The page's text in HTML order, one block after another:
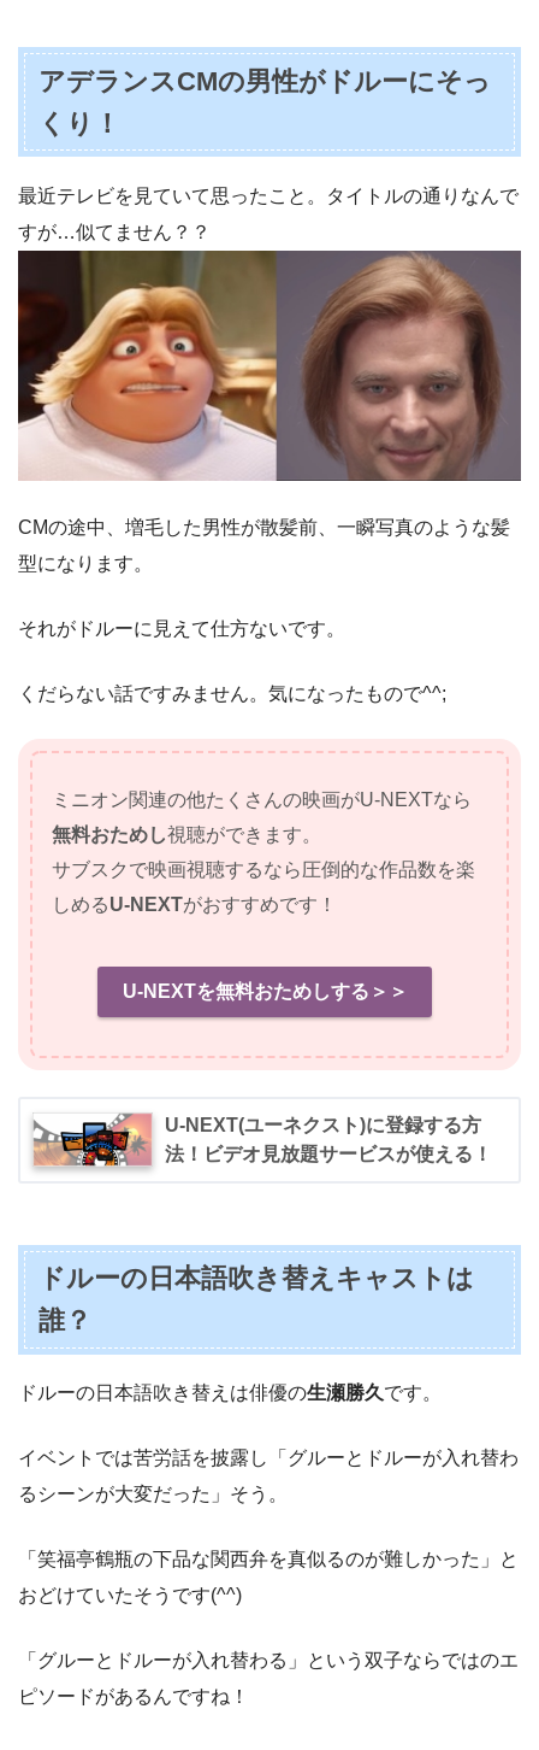
アデランスCMの男性がドルーにそっ
くり！
最近テレビを見ていて思ったこと。タイトルの通りなんで
すが…似てません？？
CMの途中、増毛した男性が散髪前、一瞬写真のような髪
型になります。
それがドルーに見えて仕方ないです。
くだらない話ですみません。気になったもので^^;
ミニオン関連の他たくさんの映画がU-NEXTなら
無料おためし視聴ができます。
サブスクで映画視聴するなら圧倒的な作品数を楽
しめるU-NEXTがおすすめです！
U-NEXTを無料おためしする＞＞
U-NEXT(ユーネクスト)に登録する方
法！ビデオ見放題サービスが使える！
ドルーの日本語吹き替えキャストは
誰？
ドルーの日本語吹き替えは俳優の生瀬勝久です。
イベントでは苦労話を披露し「グルーとドルーが入れ替わ
るシーンが大変だった」そう。
「笑福亭鶴瓶の下品な関西弁を真似るのが難しかった」と
おどけていたそうです(^^)
「グルーとドルーが入れ替わる」という双子ならではのエ
ピソードがあるんですね！